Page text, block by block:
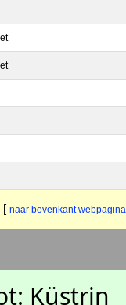
[ naar bovenkant webpagina
Küstrin